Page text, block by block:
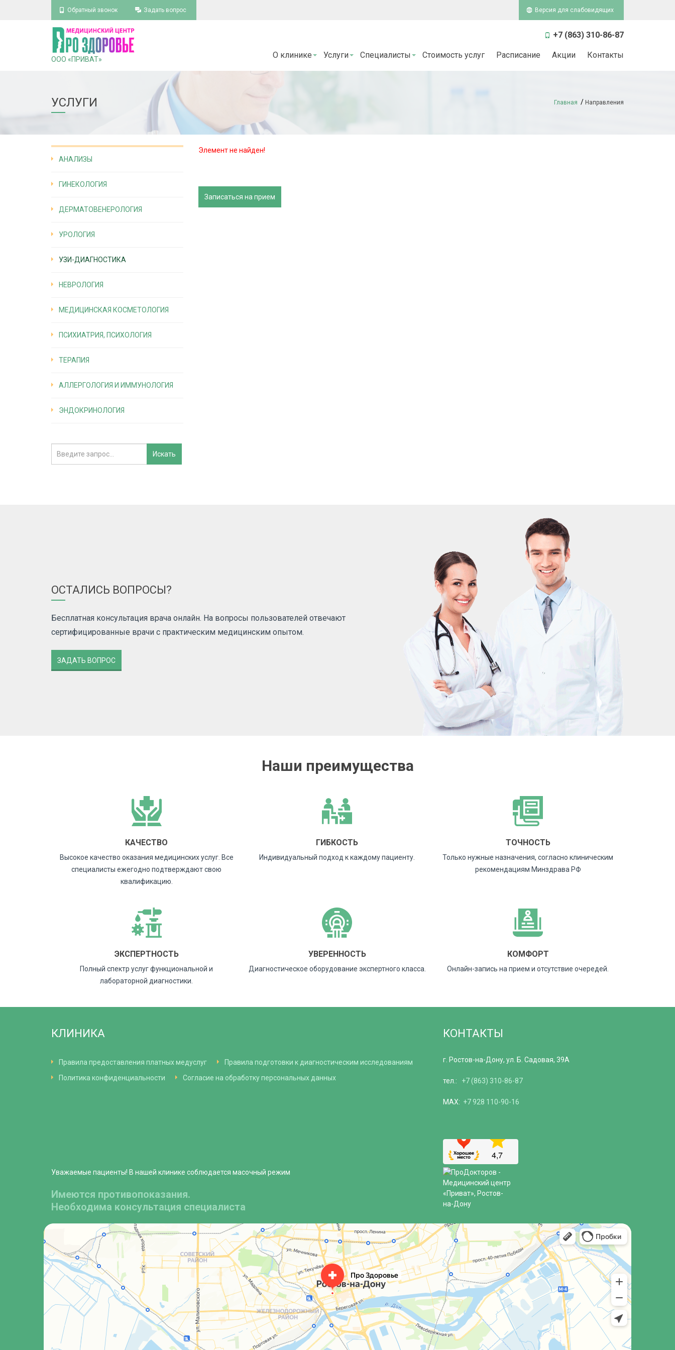
Обратный звонок Задать вопрос Версия для слабовидящих
ООО «ПРИВАТ»
+7 (863) 310-86-87
О клинике Услуги Специалисты Стоимость услуг Расписание Акции Контакты
УСЛУГИ Главная Направления
АНАЛИЗЫ
ГИНЕКОЛОГИЯ
ДЕРМАТОВЕНЕРОЛОГИЯ
УРОЛОГИЯ
УЗИ-ДИАГНОСТИКА
НЕВРОЛОГИЯ
МЕДИЦИНСКАЯ КОСМЕТОЛОГИЯ
ПСИХИАТРИЯ, ПСИХОЛОГИЯ
ТЕРАПИЯ
АЛЛЕРГОЛОГИЯ И ИММУНОЛОГИЯ
ЭНДОКРИНОЛОГИЯ
Элемент не найден!
Записаться на прием
ОСТАЛИСЬ ВОПРОСЫ?
Бесплатная консультация врача онлайн. На вопросы пользователей отвечают
сертифицированные врачи с практическим медицинским опытом.
ЗАДАТЬ ВОПРОС
Наши преимущества
КАЧЕСТВО
Высокое качество оказания медицинских услуг. Все
специалисты ежегодно подтверждают свою
квалификацию.
ГИБКОСТЬ
Индивидуальный подход к каждому пациенту.
ТОЧНОСТЬ
Только нужные назначения, согласно клиническим
рекомендациям Минздрава РФ
ЭКСПЕРТНОСТЬ
Полный спектр услуг функциональной и
лабораторной диагностики.
УВЕРЕННОСТЬ
Диагностическое оборудование экспертного класса.
КОМФОРТ
Онлайн-запись на прием и отсутствие очередей.
КЛИНИКА
Правила предоставления платных медуслуг
Правила подготовки к диагностическим исследованиям
Политика конфиденциальности
Согласие на обработку персональных данных
КОНТАКТЫ
г. Ростов-на-Дону, ул. Б. Садовая, 39А
тел.: +7 (863) 310-86-87
MAX: +7 928 110-90-16
Уважаемые пациенты! В нашей клинике соблюдается масочный режим
Имеются противопоказания.
Необходима консультация специалиста